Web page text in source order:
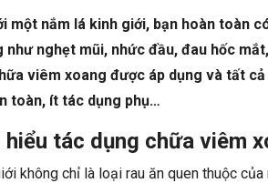
một nắm lá kinh giới, bạn hoàn toàn
như nghẹt mũi, nhức đầu, đau hốc
viêm xoang được áp dụng và tất
toàn, ít tác dụng phụ…
hiểu tác dụng chữa viêm
không chỉ là loại rau ăn quen thuộc